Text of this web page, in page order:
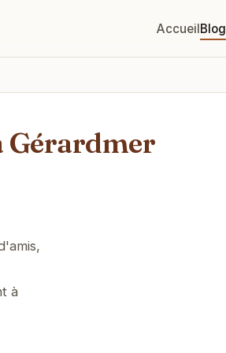
AccueilBlog
Gérardmer
à